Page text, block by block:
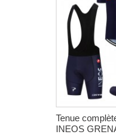
Tenue
INEOS